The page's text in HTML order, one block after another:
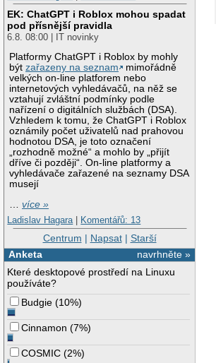
EK: ChatGPT i Roblox mohou spadat
pod přísnější pravidla
6.8. 08:00 | IT novinky
Platformy ChatGPT i Roblox by mohly
býtzařazeny na seznam
mimořádně
velkých on-line platforem nebo
internetových vyhledávačů, na něž se
vztahují zvláštní podmínky podle
nařízení o digitálních službách (DSA).
Vzhledem k tomu, že ChatGPT i Roblox
oznámily počet uživatelů nad prahovou
hodnotou DSA, je toto označení
„rozhodně možné“ a mohlo by „přijít
dříve či později“. On-line platformy a
vyhledávače zařazené na seznamy DSA
musejí
…více »
Ladislav Hagara | Komentářů: 13
Centrum | Napsat| Starší
navrhněte »
Anketa
Které desktopové prostředí na Linuxu
používáte?
Budgie (10%)
Cinnamon (7%)
COSMIC (2%)